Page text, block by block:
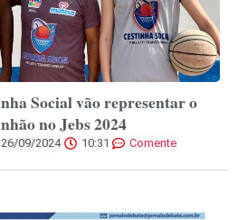
Social vão representar o
no Jebs 2024
26/09/2024 10:31 Comente